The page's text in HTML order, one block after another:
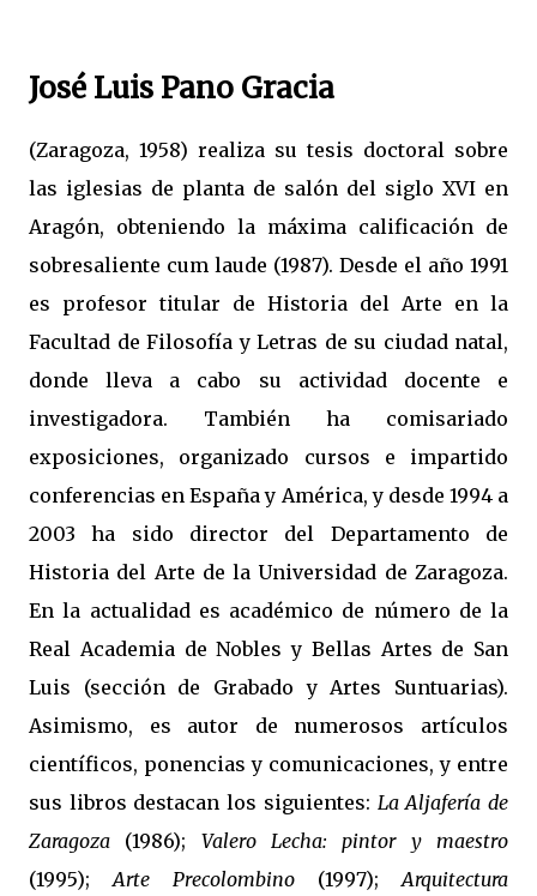
José Luis Pano Gracia
(Zaragoza, 1958) realiza su tesis doctoral sobre
las iglesias de planta de salón del siglo XVI en
Aragón, obteniendo la máxima calificación de
sobresaliente cum laude (1987). Desde el año 1991
es profesor titular de Historia del Arte en la
Facultad de Filosofía y Letras de su ciudad natal,
donde lleva a cabo su actividad docente e
investigadora. También ha comisariado
exposiciones, organizado cursos e impartido
conferencias en España y América, y desde 1994 a
2003 ha sido director del Departamento de
Historia del Arte de la Universidad de Zaragoza.
En la actualidad es académico de número de la
Real Academia de Nobles y Bellas Artes de San
Luis (sección de Grabado y Artes Suntuarias).
Asimismo, es autor de numerosos artículos
científicos, ponencias y comunicaciones, y entre
sus libros destacan los siguientes: La Aljafería de
Zaragoza (1986); Valero Lecha: pintor y maestro
(1995);Arte Precolombino (1997);Arquitectura